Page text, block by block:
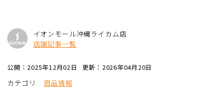
イオンモール沖縄ライカム店
店舗記事一覧
公開：2025年12月02日 更新：2026年04月20日
カテゴリ
商品情報